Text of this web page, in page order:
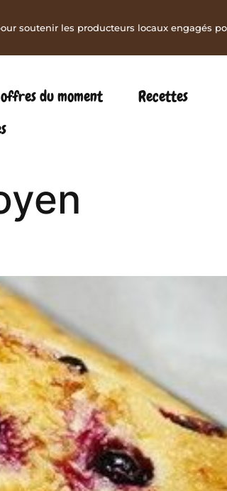
soutenir les producteurs locaux engagés
du moment
Recettes